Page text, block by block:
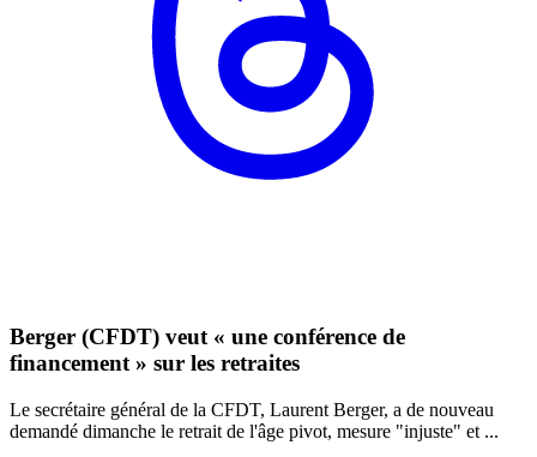
Berger (CFDT) veut « une conférence de
financement » sur les retraites
Le secrétaire général de la CFDT, Laurent Berger, a de nouveau
demandé dimanche le retrait de l'âge pivot, mesure "injuste" et ...